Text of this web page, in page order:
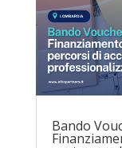
Bando